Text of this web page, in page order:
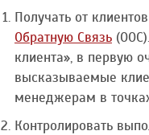
Получать от
Обратную Связь
клиента», в первую
высказываемые
менеджерам в
Контролировать